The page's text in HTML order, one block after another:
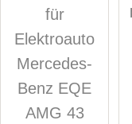
öffentliche
Hinweis: Bitte
Klicken Sie hier
Elektroauto-Eintrag zu
für
Elektroauto
Mercedes-
Benz EQE
AMG 43